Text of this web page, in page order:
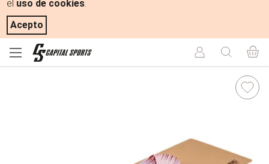
el uso de cookies.
Acepto